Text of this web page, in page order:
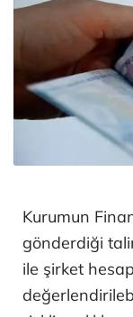
Kurumun
gönderdiği
ile şirket